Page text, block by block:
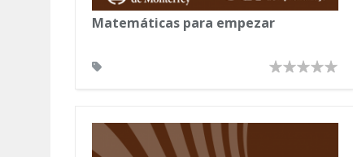
Matemáticas para empezar